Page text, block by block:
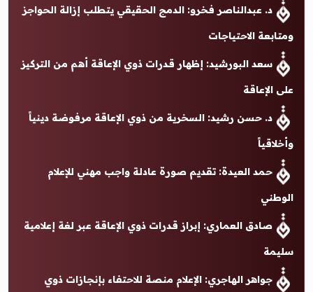
د. عبدالناصر فخرو: الدمج الحقيقي يتطلب إزالة الحواجز
ومتابعة الاحتياجات
سعد البورشيد: إظهار قدرات ذوي الإعاقة أهم من التركيز
على الإعاقة
د. حسن رشيد: السخرية من ذوي الإعاقة مرفوضة دينياً
وأخلاقياً
حمد العيدة: تقديم صورة عادلة واجب مهني للإعلام
الوطني
صادق العماري: إبراز قدرات ذوي الإعاقة عبر لغة إعلامية
سليمة
جواهر الهاجري: الإعلام منصة للاحتفاء بإنجازات ذوي